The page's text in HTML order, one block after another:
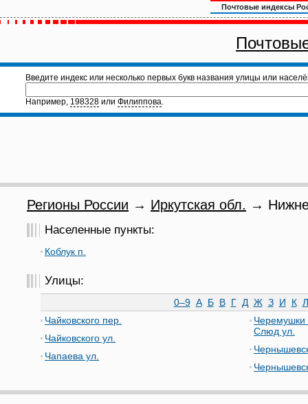
Почтовые индексы
Введите индекс или несколько первых букв названия улицы или
Например, 198328 или Филиппова.
Регионы России → Иркутская обл. →
Населенные пункты:
Коблук п.
Улицы:
0–9 А Б В Г Д Ж З И К Л
Чайковского пер.
Чайковского ул.
Чапаева ул.
Черемушки
Слюд ул.